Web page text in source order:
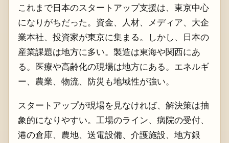
これまで日本のスタートアップ支援は、東京中心
になりがちだった。資金、人材、メディア、大企
業本社、投資家が東京に集まる。しかし、日本の
産業課題は地方に多い。製造は東海や関西にあ
る。医療や高齢化の現場は地方にある。エネルギ
ー、農業、物流、防災も地域性が強い。
スタートアップが現場を見なければ、解決策は抽
象的になりやすい。工場のライン、病院の受付、
港の倉庫、農地、送電設備、介護施設、地方銀